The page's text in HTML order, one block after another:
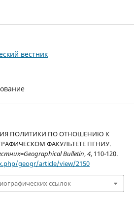
вестник
ПОЛИТИКИ ПО ОТНОШЕНИЮ К
ФАКУЛЬТЕТЕ ПГНИУ.
Bulletin,4, 110-120.
geogr/article/view/2150
ссылок